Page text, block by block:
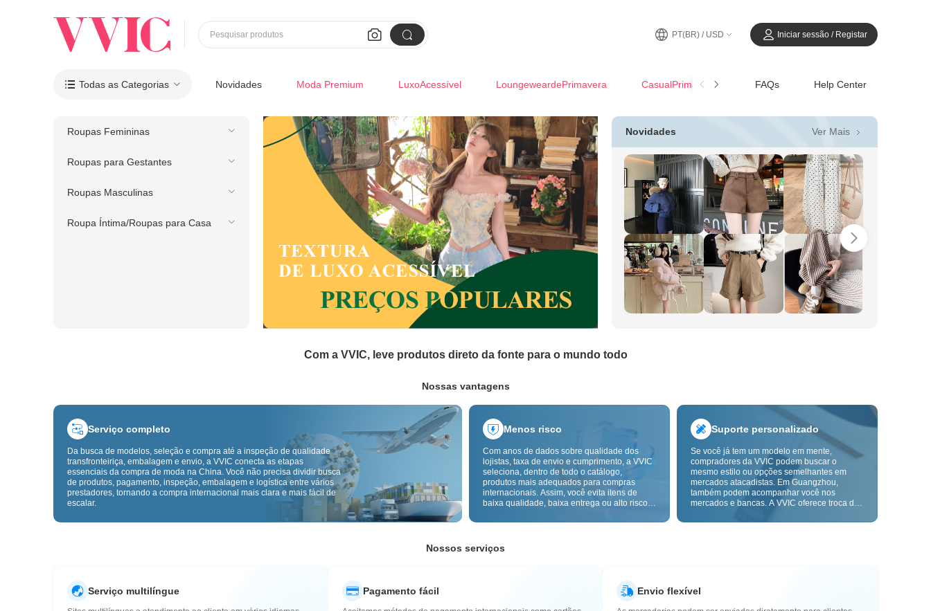
 
Pesquisar produtos PT(BR) / USD Iniciar sessão / Registar
 Todas as Categorias Novidades Moda Premium LuxoAcessível LoungeweardePrimavera CasualPrimavera-Verão FAQs Help Center
Roupas Femininas
Roupas para Gestantes
Roupas Masculinas
Roupa Íntima/Roupas para Casa
Novidades Ver Mais 
Com a VVIC, leve produtos direto da fonte para o mundo todo
Nossas vantagens
Serviço completo
Da busca de modelos, seleção e compra até a inspeção de qualidade
transfronteiriça, embalagem e envio, a VVIC conecta as etapas
essenciais da compra de moda na China. Você não precisa dividir busca
de produtos, pagamento, inspeção, embalagem e logística entre vários
prestadores, tornando a compra internacional mais clara e mais fácil de
escalar.
Menos risco
Com anos de dados sobre qualidade dos
lojistas, taxa de envio e cumprimento, a VVIC
seleciona, dentro de todo o catálogo,
produtos mais adequados para compras
internacionais. Assim, você evita itens de
baixa qualidade, baixa entrega ou alto risco,
inspeção de qualidade transfronteiriça e as
riscos de qualidade, alfândega e pós-venda.
Suporte personalizado
Se você já tem um modelo em mente,
compradores da VVIC podem buscar o
mesmo estilo ou opções semelhantes em
mercados atacadistas. Em Guangzhou,
também podem acompanhar você nos
mercados e bancas. A VVIC oferece troca de
OEM por imagem ou amostra, para tornar
Nossos serviços
Serviço multilíngue Pagamento fácil Envio flexível